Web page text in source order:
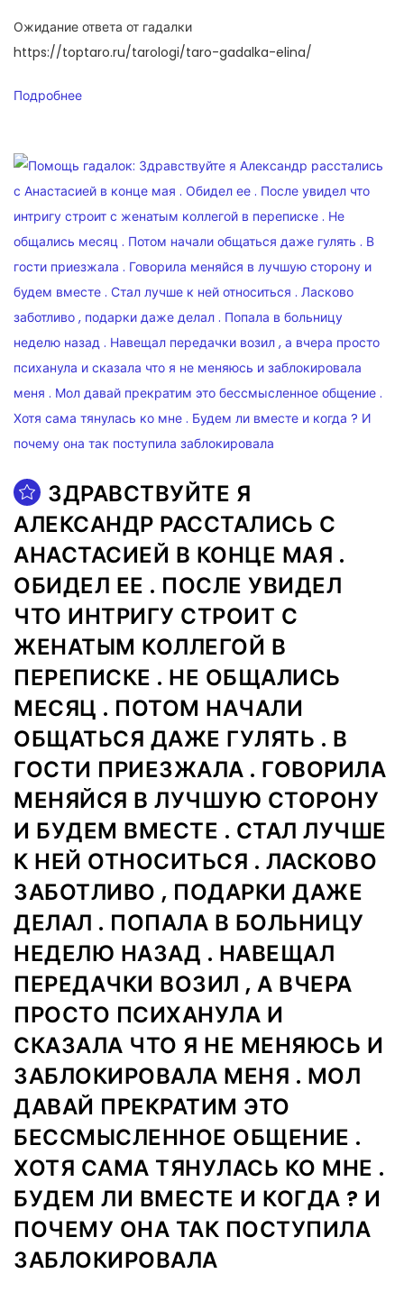
Ожидание ответа от гадалки
https://toptaro.ru/tarologi/taro-gadalka-elina/
Подробнее
ЗДРАВСТВУЙТЕ Я
АЛЕКСАНДР РАССТАЛИСЬ С
АНАСТАСИЕЙ В КОНЦЕ МАЯ .
ОБИДЕЛ ЕЕ . ПОСЛЕ УВИДЕЛ
ЧТО ИНТРИГУ СТРОИТ С
ЖЕНАТЫМ КОЛЛЕГОЙ В
ПЕРЕПИСКЕ . НЕ ОБЩАЛИСЬ
МЕСЯЦ . ПОТОМ НАЧАЛИ
ОБЩАТЬСЯ ДАЖЕ ГУЛЯТЬ . В
ГОСТИ ПРИЕЗЖАЛА . ГОВОРИЛА
МЕНЯЙСЯ В ЛУЧШУЮ СТОРОНУ
И БУДЕМ ВМЕСТЕ . СТАЛ ЛУЧШЕ
К НЕЙ ОТНОСИТЬСЯ . ЛАСКОВО
ЗАБОТЛИВО , ПОДАРКИ ДАЖЕ
ДЕЛАЛ . ПОПАЛА В БОЛЬНИЦУ
НЕДЕЛЮ НАЗАД . НАВЕЩАЛ
ПЕРЕДАЧКИ ВОЗИЛ , А ВЧЕРА
ПРОСТО ПСИХАНУЛА И
СКАЗАЛА ЧТО Я НЕ МЕНЯЮСЬ И
ЗАБЛОКИРОВАЛА МЕНЯ . МОЛ
ДАВАЙ ПРЕКРАТИМ ЭТО
БЕССМЫСЛЕННОЕ ОБЩЕНИЕ .
ХОТЯ САМА ТЯНУЛАСЬ КО МНЕ .
БУДЕМ ЛИ ВМЕСТЕ И КОГДА ? И
ПОЧЕМУ ОНА ТАК ПОСТУПИЛА
ЗАБЛОКИРОВАЛА